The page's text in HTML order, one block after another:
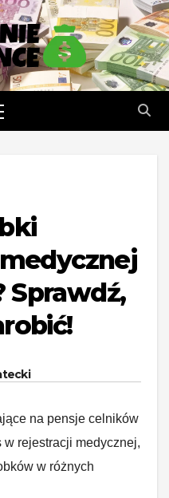
Sprawdź,
na pensje celników
w rejestracji medycznej,
w różnych